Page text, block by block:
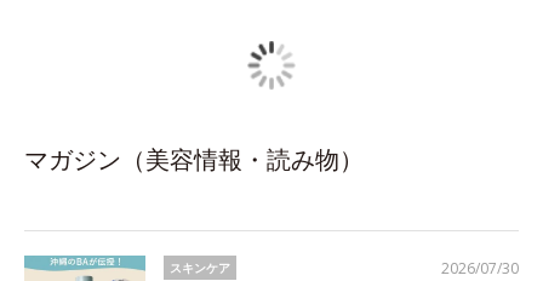
マガジン（美容情報・読み物）
スキンケア 2026/07/30